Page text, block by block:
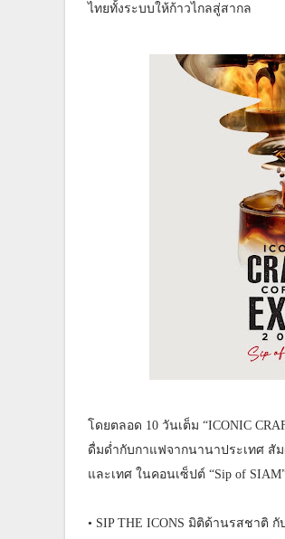
ไทยทั้งระบบให้ก้าวไกลสู่สากล
โดยตลอด 10 วันเต็ม “ICONIC
ดื่มด่ำกับกาแฟจากนานาประเทศ สั
และเทศ ในคอนเซ็ปต์ “Sip of
• SIP THE ICONS มิติด้านรสชาติ